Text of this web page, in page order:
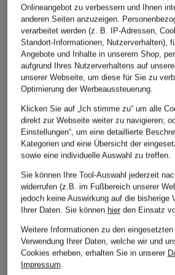
Onlineangebot zu verbessern und Ihnen
anderen Seiten anzuzeigen.
verarbeitet werden (z. B. IP-Adressen,
Standort-Informationen, Nutzerverhalten),
Angebote und Inhalte in unserem Shop,
aufgrund Ihres Nutzerverhaltens auf
unserer Webseite, um diese für Sie zu
Optimierung der Werbeaussteuerung.
Klicken Sie auf „Ich stimme zu“ um alle
direkt zur Webseite weiter zu navigieren;
Einstellungen“, um eine detaillierte
Kategorien und eine Übersicht der
sowie eine individuelle Auswahl zu treffen.
Sie können Ihre Tool-Auswahl jederzeit
widerrufen (z.B. im Fußbereich unserer
jedoch keine Auswirkung auf die bisherige
Ihrer Daten. Sie können hierden Einsatz
Weitere Informationen zu den eingesetzten
Verwendung Ihrer Daten, welche wir und
Cookies erheben, erhalten Sie in unserer
Impressum.